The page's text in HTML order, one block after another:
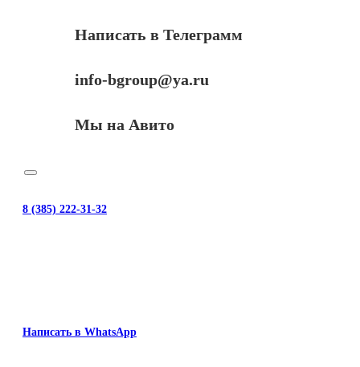
Написать в Телеграмм
info-bgroup@ya.ru
Мы на Авито
8 (385) 222-31-32
Написать в WhatsApp